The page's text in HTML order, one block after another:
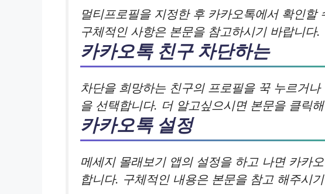
멀티프로필을 지정한 후 카카오톡에서 확인할
구체적인 사항은 본문을 참고하시기 바랍니다.
카카오톡 친구 차단하는
차단을 희망하는 친구의 프로필을 꾹 누르거
을 선택합니다. 더 알고싶으시면 본문을 클릭
카카오톡 설정
메세지 몰래보기 앱의 설정을 하고 나면 카카
합니다. 구체적인 내용은 본문을 참고 해주시